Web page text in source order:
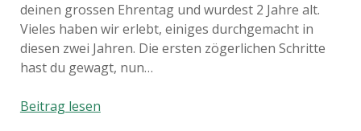
IGASHO UND CHIMALIS KAYA
NIEMALS FÜR IMMER (ROMAN)
DATENSCHUTZERKLÄRUNG
deinen grossen Ehrentag und wurdest 2 Jahre alt.
Vieles haben wir erlebt, einiges durchgemacht in
diesen zwei Jahren. Die ersten zögerlichen Schritte
hast du gewagt, nun…
Beitrag lesenZum